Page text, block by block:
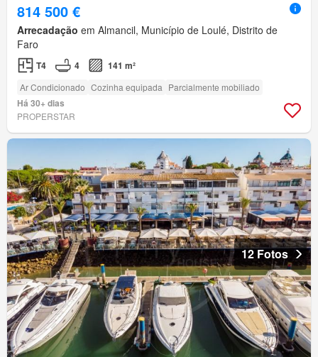
814 500 €
Arrecadação em Almancil, Município de Loulé, Distrito de
Faro
T4 4 141 m²
Ar Condicionado Cozinha equipada Parcialmente mobiliado
Há 30+ dias
PROPERSTAR
12 Fotos